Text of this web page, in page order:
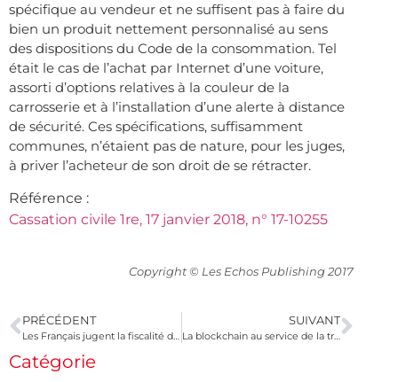
spécifique au vendeur et ne suffisent pas à faire du
bien un produit nettement personnalisé au sens
des dispositions du Code de la consommation. Tel
était le cas de l’achat par Internet d’une voiture,
assorti d’options relatives à la couleur de la
carrosserie et à l’installation d’une alerte à distance
de sécurité. Ces spécifications, suffisamment
communes, n’étaient pas de nature, pour les juges,
à priver l’acheteur de son droit de se rétracter.
Référence :
Cassation civile 1re, 17 janvier 2018, n° 17-10255
Copyright © Les Echos Publishing 2017
PRÉCÉDENT
Les Français jugent la fiscalité des successions trop élevée !
SUIVANT
La blockchain au service de la traçabilité
Catégorie